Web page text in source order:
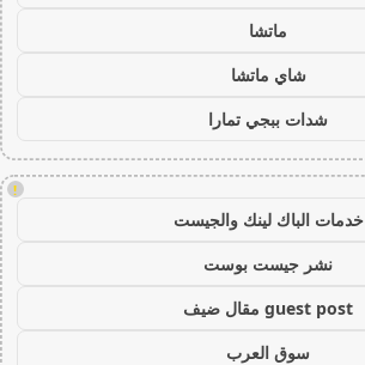
ماتشا
شاي ماتشا
شدات ببجي تمارا
!
خدمات الباك لينك والجيست
نشر جيست بوست
guest post مقال ضيف
سوق العرب